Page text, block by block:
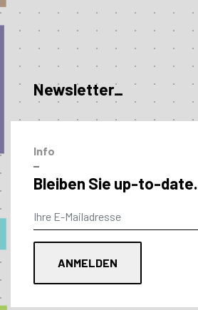
Newsletter_
Info
–
Bleiben Sie up-to-date.